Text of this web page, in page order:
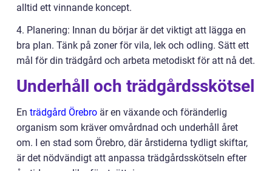
alltid ett vinnande koncept.
4. Planering: Innan du börjar är det viktigt att lägga en
bra plan. Tänk på zoner för vila, lek och odling. Sätt ett
mål för din trädgård och arbeta metodiskt för att nå det.
Underhåll och trädgårdsskötsel
En trädgård Örebro är en växande och föränderlig
organism som kräver omvårdnad och underhåll året
om. I en stad som Örebro, där årstiderna tydligt skiftar,
är det nödvändigt att anpassa trädgårdsskötseln efter